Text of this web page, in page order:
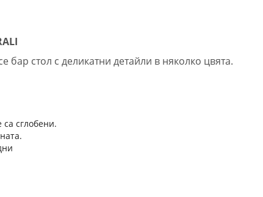
стол с деликатни детайли в няколко цвята.
сглобени.